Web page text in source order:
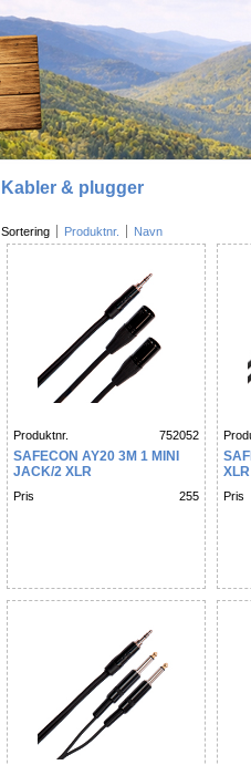
Kabler & plugger
Sortering Produktnr. Navn
Produktnr. 752052
SAFECON AY20 3M 1 MINI
JACK/2 XLR
Pris 255 Pris